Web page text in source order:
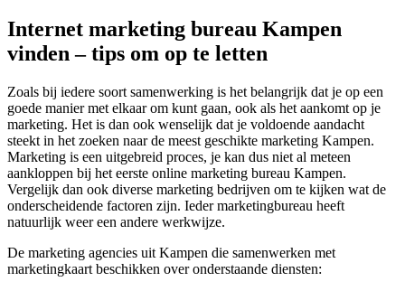
Internet marketing bureau Kampen
vinden – tips om op te letten
Zoals bij iedere soort samenwerking is het belangrijk dat je op een
goede manier met elkaar om kunt gaan, ook als het aankomt op je
marketing. Het is dan ook wenselijk dat je voldoende aandacht
steekt in het zoeken naar de meest geschikte marketing Kampen.
Marketing is een uitgebreid proces, je kan dus niet al meteen
aankloppen bij het eerste online marketing bureau Kampen.
Vergelijk dan ook diverse marketing bedrijven om te kijken wat de
onderscheidende factoren zijn. Ieder marketingbureau heeft
natuurlijk weer een andere werkwijze.
De marketing agencies uit Kampen die samenwerken met
marketingkaart beschikken over onderstaande diensten: